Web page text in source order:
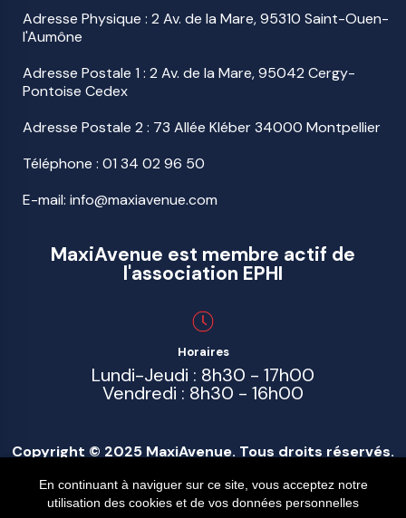
En continuant à naviguer sur ce site, vous acceptez notre
utilisation des cookies et de vos données personnelles
Adresse Physique : 2 Av. de la Mare, 95310 Saint-Ouen-
l'Aumône
Adresse Postale 1 : 2 Av. de la Mare, 95042 Cergy-
Pontoise Cedex
Adresse Postale 2 : 73 Allée Kléber 34000 Montpellier
Téléphone : 01 34 02 96 50
E-mail: info@maxiavenue.com
MaxiAvenue est membre actif de
l'association EPHI
Horaires
Lundi-Jeudi : 8h30 - 17h00
Vendredi : 8h30 - 16h00
Copyright © 2025 MaxiAvenue. Tous droits réservés.
En continuant à naviguer sur ce site, vous acceptez notre
utilisation des cookies et de vos données personnelles